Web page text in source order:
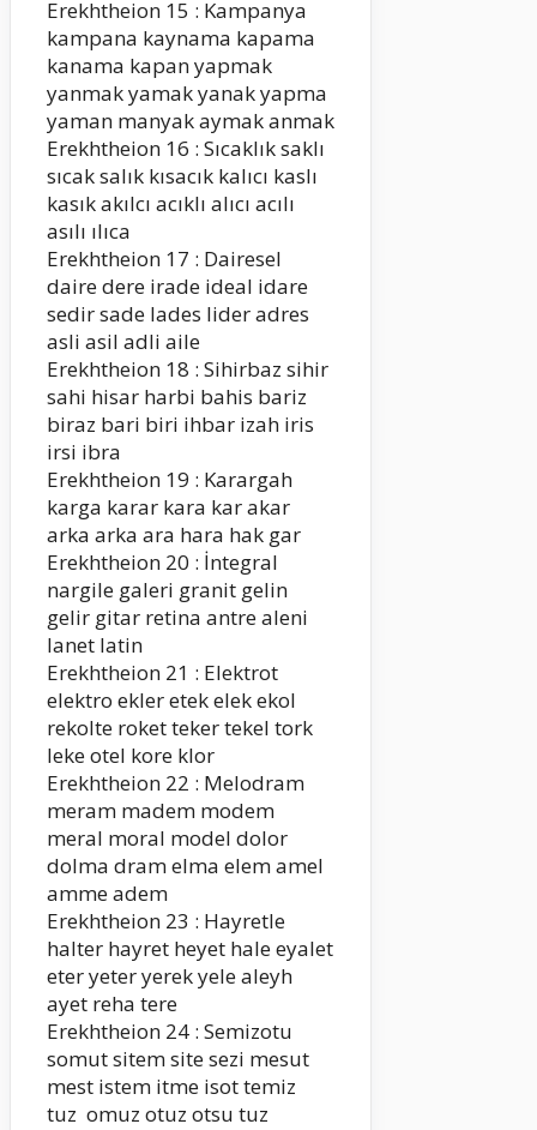
Erekhtheion 15 : Kampanya
kampana kaynama kapama
kanama kapan yapmak
yanmak yamak yanak yapma
yaman manyak aymak anmak
Erekhtheion 16 : Sıcaklık saklı
sıcak salık kısacık kalıcı kaslı
kasık akılcı acıklı alıcı acılı
asılı ılıca
Erekhtheion 17 : Dairesel
daire dere irade ideal idare
sedir sade lades lider adres
asli asil adli aile
Erekhtheion 18 : Sihirbaz sihir
sahi hisar harbi bahis bariz
biraz bari biri ihbar izah iris
irsi ibra
Erekhtheion 19 : Karargah
karga karar kara kar akar
arka arka ara hara hak gar
Erekhtheion 20 : İntegral
nargile galeri granit gelin
gelir gitar retina antre aleni
lanet latin
Erekhtheion 21 : Elektrot
elektro ekler etek elek ekol
rekolte roket teker tekel tork
leke otel kore klor
Erekhtheion 22 : Melodram
meram madem modem
meral moral model dolor
dolma dram elma elem amel
amme adem
Erekhtheion 23 : Hayretle
halter hayret heyet hale eyalet
eter yeter yerek yele aleyh
ayet reha tere
Erekhtheion 24 : Semizotu
somut sitem site sezi mesut
mest istem itme isot temiz
tuz omuz otuz otsu tuz